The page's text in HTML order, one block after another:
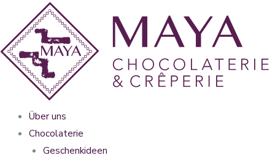
springen
Über uns
Chocolaterie
Geschenkideen